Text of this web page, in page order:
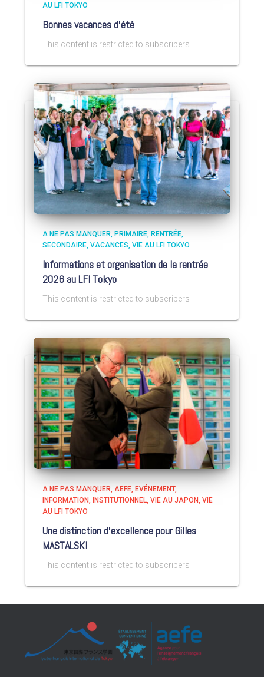
AU LFI TOKYO
Bonnes vacances d’été
This content is restricted to subscribers
A NE PAS MANQUER PRIMAIRE RENTRÉE
SECONDAIRE VACANCES VIE AU LFI TOKYO
Informations et organisation de la rentrée
2026 au LFI Tokyo
This content is restricted to subscribers
A NE PAS MANQUER AEFE EVÉNEMENT
INFORMATION
INSTITUTIONNEL VIE AU JAPON VIE
AU LFI TOKYO
Une distinction d’excellence pour Gilles
MASTALSKI
This content is restricted to subscribers